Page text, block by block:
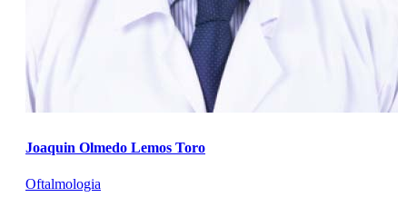
Joaquin Olmedo Lemos Toro
Oftalmologia